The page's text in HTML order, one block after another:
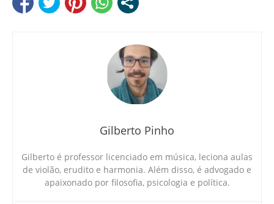
Gilberto Pinho
Gilberto é professor licenciado em música, leciona aulas
de violão, erudito e harmonia. Além disso, é advogado e
apaixonado por filosofia, psicologia e política.